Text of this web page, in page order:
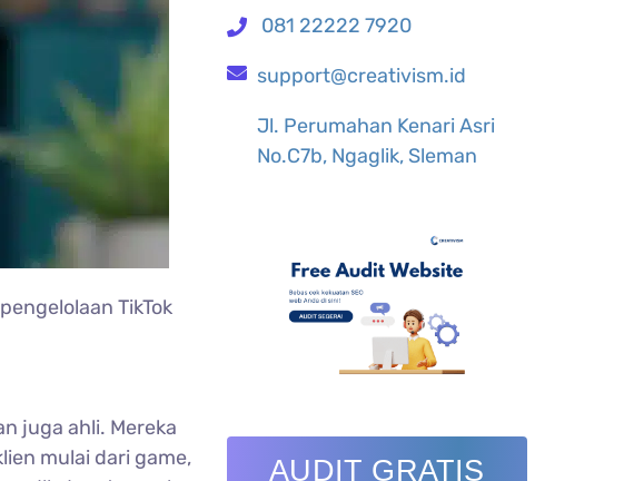
TikTok
juga ahli. Mereka
mulai dari game,
081 22222 7920
support@creativism.id
Jl. Perumahan Kenari Asri
No.C7b, Ngaglik, Sleman
AUDIT GRATIS